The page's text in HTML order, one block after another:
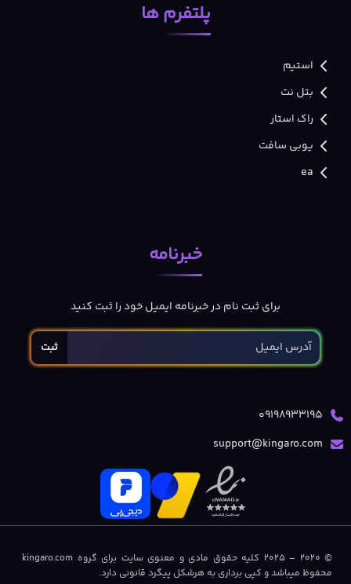
پلتفرم ها
استیم
بتل نت
راک استار
یوبی سافت
ea
خبرنامه
برای ثبت نام در خبرنامه ایمیل خود را ثبت کنید
ثبت
09198933195
support@kingaro.com
© 2020 – 2025 کلیه حقوق مادی و معنوی سایت برای گروه kingaro.com
محفوظ میباشد و کپی برداری به هرشکل پیگرد قانونی دارد.